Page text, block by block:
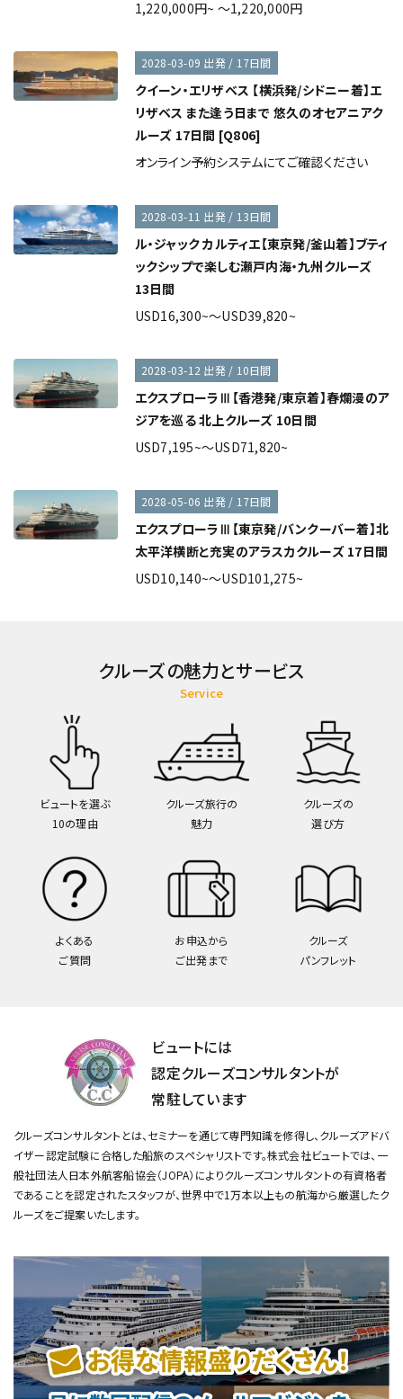
1,220,000円~ ～1,220,000円
2028-03-09 出発 / 17日間
クイーン・エリザベス 【横浜発/シドニー着】エ
リザベス また逢う日まで 悠久のオセアニアク
ルーズ 17日間 [Q806]
オンライン予約システムにてご確認ください
2028-03-11 出発 / 13日間
ル・ジャック カルティエ【東京発/釜山着】ブティ
ックシップで楽しむ瀬戸内海・九州クルーズ
13日間
USD16,300~～USD39,820~
2028-03-12 出発 / 10日間
エクスプローラⅢ【香港発/東京着】春爛漫のア
ジアを巡る 北上クルーズ 10日間
USD7,195~～USD71,820~
2028-05-06 出発 / 17日間
エクスプローラⅢ【東京発/バンクーバー着】北
太平洋横断と充実のアラスカクルーズ 17日間
USD10,140~～USD101,275~
クルーズの魅力とサービス
Service
ビュートを選ぶ
10の理由
クルーズ旅行の
魅力
クルーズの
選び方
よくある
ご質問
お申込から
ご出発まで
クルーズ
パンフレット
ビュートには
認定クルーズコンサルタントが
常駐しています
クルーズコンサルタントとは、セミナーを通じて専門知識を修得し、クルーズアドバ
イザー認定試験に合格した船旅のスペシャリストです。株式会社ビュートでは、一
般社団法人日本外航客船協会（JOPA）によりクルーズコンサルタントの有資格者
であることを認定されたスタッフが、世界中で1万本以上もの航海から厳選したク
ルーズをご提案いたします。